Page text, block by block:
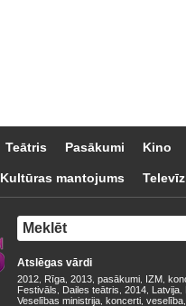
Teātris Pasākumi Kino
Kultūras mantojums
Atslēgas vārdi
2012 Rīga 2013 pasākumi IZM
Festivāls
Dailes teātris 2014 Latvija
Veselības ministrija koncerti veselība